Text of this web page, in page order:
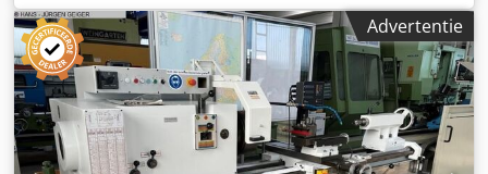
draaidiameter 880mm 4.5/900 tpm lengte 490cm hoogte
145cm breedte 150cm digitale uitlezing op x en z as ijlgang
x en z Dkjdpfezhp Anox Af Ujr inclusief 3 klauw 4 klauw en
bril
Advertentie